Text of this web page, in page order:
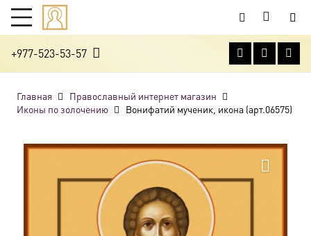
+977-523-53-57
Главная
Православный интернет магазин
Иконы по золочению
Вонифатий мученик, икона (арт.06575)